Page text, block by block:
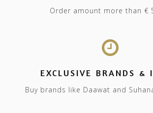
Order amount more than €
EXCLUSIVE BRANDS &
Buy brands like Daawat and